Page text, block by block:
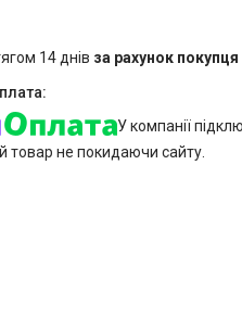
14 днів за рахунок покупця
У компанії
товар не покидаючи сайту.